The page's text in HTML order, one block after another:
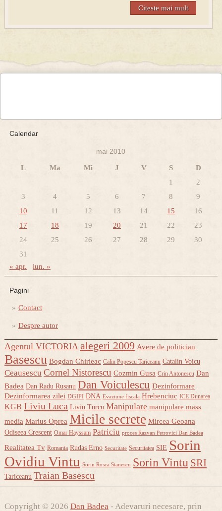
Citeste mai mult
Calendar
mai 2010
L Ma Mi J V S
D
1
2
3
4 5 6 7 8
9
10
11 12 13 14 15
16
17
18 19 20 21 22
23
24
25 26 27 28 29
30
31
« apr. iun. »
Pagini
Contact
Despre autor
Agentul VICTORIA alegeri 2009 Avere de politician
Basescu Bogdan Chirieac Calin Popescu Tariceanu Catalin Voicu
Ceausescu Cornel Nistorescu Cozmin Gusa Crin Antonescu Dan
Badea Dan Radu Rusanu Dan Voiculescu Dezinformare
Dezinformarea zilei DGIPI DNA Evaziune fiscala Hrebenciuc ICE Dunarea
KGB Liviu Luca Liviu Turcu Manipulare manipulare mass
media Marius Oprea Micile secrete Mircea Geoana
Odiseea Crescent Omar Hayssam Patriciu proces Razvan Petrovici Dan Badea
Realitatea Tv Romania Rudas Erno Securitate Securitatea SIE Sorin
Ovidiu Vintu Sorin Rosca Stanescu Sorin Vintu SRI
Tariceanu Traian Basescu
Copyright © 2026 Dan Badea - Adevaruri necesare, prin